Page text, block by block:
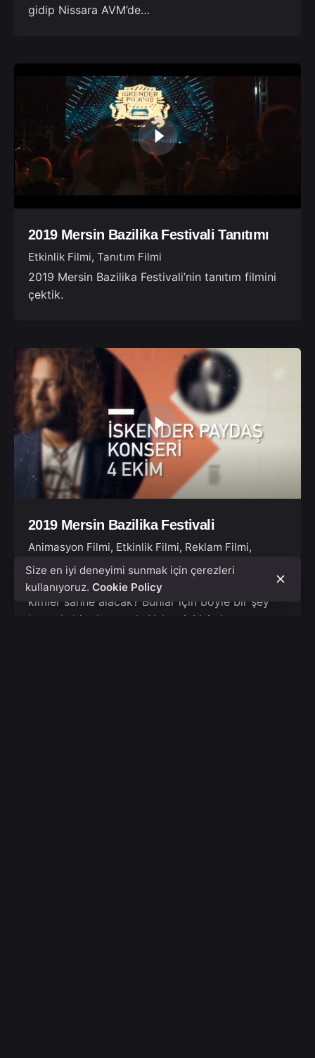
gidip Nissara AVM’de…
2019 Mersin Bazilika Festivali Tanıtımı
Etkinlik Filmi Tanıtım Filmi
2019 Mersin Bazilika Festivali’nin tanıtım filmini
çektik.
2019 Mersin Bazilika Festivali
Animasyon Filmi Etkinlik Filmi Reklam Filmi
Tanıtım Filmi
2019 Mersin Bazilika Festivali’nde neler olacak,
kimler sahne alacak? Bunlar için böyle bir şey
lazımdı, biz de yaptık. Yalnız iyi isimler var.
Size en iyi deneyimi sunmak için çerezleri
kullanıyoruz. Cookie Policy